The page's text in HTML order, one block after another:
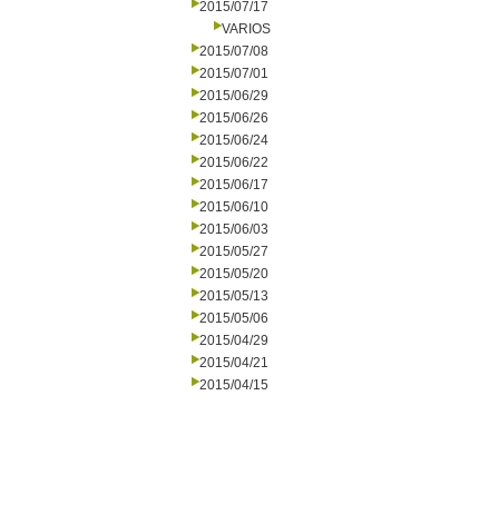
2015/07/17
VARIOS
2015/07/08
2015/07/01
2015/06/29
2015/06/26
2015/06/24
2015/06/22
2015/06/17
2015/06/10
2015/06/03
2015/05/27
2015/05/20
2015/05/13
2015/05/06
2015/04/29
2015/04/21
2015/04/15